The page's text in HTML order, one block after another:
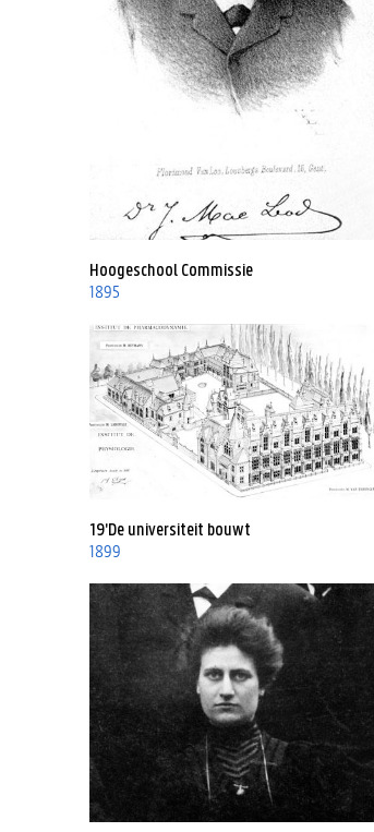
Hoogeschool Commissie
1895
19'De universiteit bouwt
1899